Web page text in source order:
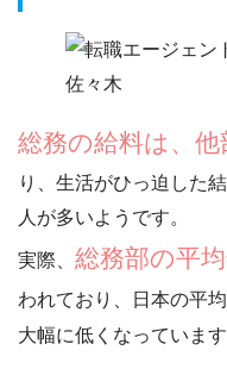
佐々木
総務の給料は、
り、生活がひっ迫した結
人が多いようです。
実際、 総務部の平
われており、
日本の平
大幅に低くなっています